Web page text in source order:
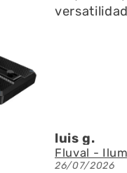
Está muy
Denis
23/07/2026